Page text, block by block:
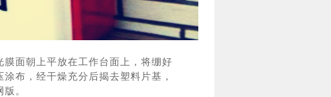
面朝上平放在工作台面上，将绷好
布，经干燥充分后揭去塑料片基，
。